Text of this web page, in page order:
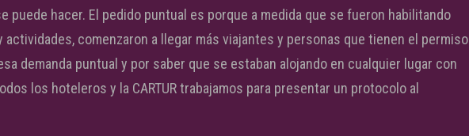
puede hacer. El pedido puntual es porque a medida que se fueron habilitando
comenzaron a llegar más viajantes y personas que tienen el permiso
demanda puntual y por saber que se estaban alojando en cualquier lugar con
los hoteleros y la CARTUR trabajamos para presentar un protocolo al